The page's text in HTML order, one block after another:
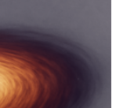
veröffentlichte
sind